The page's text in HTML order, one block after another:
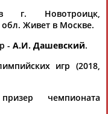
документов
г. Новотроицк,
обл. Живет в Москве.
- А.И. Дашевский.
игр (2018,
чемпионата